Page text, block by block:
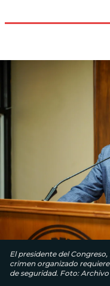
El presidente del
crimen organizado
de seguridad. Foto: Archivo